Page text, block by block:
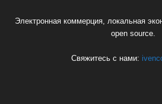
Электронная коммерция, локальная
open source.
Свяжитесь с нами: